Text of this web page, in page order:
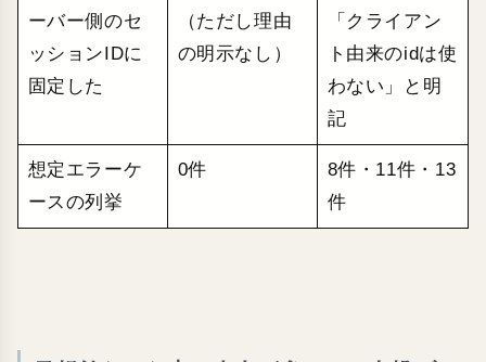
ーバー側のセ
ッションIDに
固定した
（ただし理由
の明示なし）
「クライアン
ト由来のidは使
わない」と明
記
想定エラーケ
ースの列挙
0件
8件・11件・13
件